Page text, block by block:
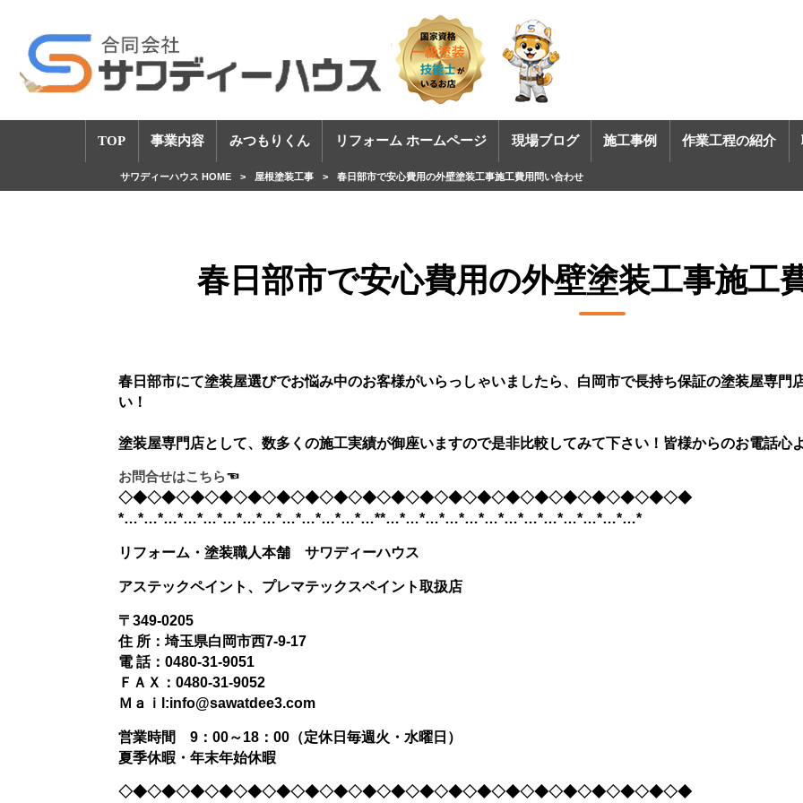
TOP 事業内容 みつもりくん リフォーム ホームページ 現場ブログ 施工事例 作業工程の紹介
サワディーハウス HOME > 屋根塗装工事 > 春日部市で安心費用の外壁塗装工事施工費用問い合わせ
春日部市で安心費用の外壁塗装工事施工
春日部市にて塗装屋選びでお悩み中のお客様がいらっしゃいましたら、白岡市で長持ち保証の塗装屋専門
い！
塗装屋専門店として、数多くの施工実績が御座いますので是非比較してみて下さい！皆様からのお電話心
お問合せはこちら☜
◇◆◇◆◇◆◇◆◇◆◇◆◇◆◇◆◇◆◇◆◇◆◇◆◇◆◇◆◇◆◇◆◇◆◇◆◇◆◇◆
*…*…*…*…*…*…*…*…*…*…*…*…*…**…*…*…*…*…*…*…*…*…*…*…*…*…*
リフォーム・塗装職人本舗 サワディーハウス
アステックペイント、プレマテックスペイント取扱店
〒349-0205
住 所：埼玉県白岡市西7-9-17
電 話：0480-31-9051
ＦＡＸ：0480-31-9052
Ｍａｉl:info@sawatdee3.com
営業時間 9：00～18：00（定休日毎週火・水曜日）
夏季休暇・年末年始休暇
◇◆◇◆◇◆◇◆◇◆◇◆◇◆◇◆◇◆◇◆◇◆◇◆◇◆◇◆◇◆◇◆◇◆◇◆◇◆◇◆